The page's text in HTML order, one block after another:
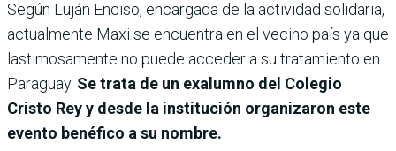
Según Luján Enciso, encargada de la actividad solidaria,
actualmente Maxi se encuentra en el vecino país ya que
lastimosamente no puede acceder a su tratamiento en
Paraguay. Se trata de un exalumno del Colegio
Cristo Rey y desde la institución organizaron este
evento benéfico a su nombre.